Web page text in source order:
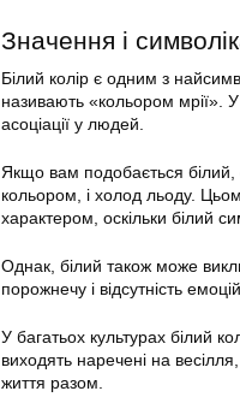
Значення і
Білий колір є одним з
називають «кольором мрії».
асоціації у людей.
Якщо вам подобається білий,
кольором, і холод льоду.
характером, оскільки білий
Однак, білий також може
порожнечу і відсутність
У багатьох культурах білий
виходять наречені на
життя разом.